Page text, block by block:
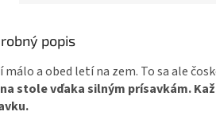
popis
málo a obed letí na zem. To sa ale
stole vďaka silným prísavkám.